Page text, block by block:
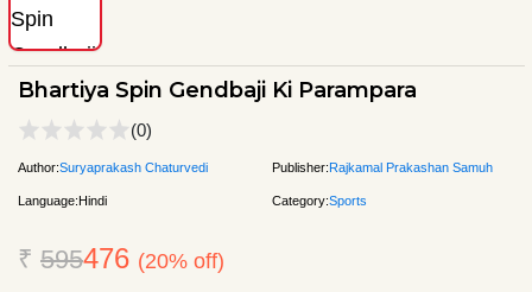
Bhartiya Spin Gendbaji Ki Parampara
(0)
Author:Suryaprakash Chaturvedi Publisher:Rajkamal Prakashan Samuh
Language:Hindi Category:Sports
₹ 595476 (20% off)